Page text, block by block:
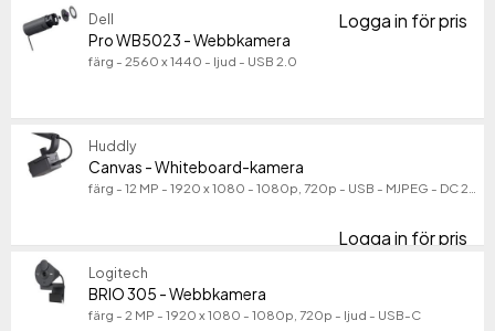
Dell
Pro WB5023 - Webbkamera
färg - 2560 x 1440 - ljud - USB 2.0
Logga in för pris
Huddly
Canvas - Whiteboard-kamera
färg - 12 MP - 1920 x 1080 - 1080p, 720p - USB - MJPEG - DC 24 V
Logga in för pris
Logitech
BRIO 305 - Webbkamera
färg - 2 MP - 1920 x 1080 - 1080p, 720p - ljud - USB-C